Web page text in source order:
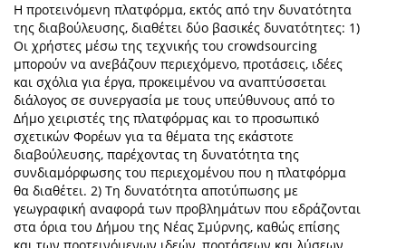
Η προτεινόμενη πλατφόρμα, εκτός από την δυνατότητα
της διαβούλευσης, διαθέτει δύο βασικές δυνατότητες: 1)
Οι χρήστες μέσω της τεχνικής του crowdsourcing
μπορούν να ανεβάζουν περιεχόμενο, προτάσεις, ιδέες
και σχόλια για έργα, προκειμένου να αναπτύσσεται
διάλογος σε συνεργασία με τους υπεύθυνους από το
Δήμο χειριστές της πλατφόρμας και το προσωπικό
σχετικών Φορέων για τα θέματα της εκάστοτε
διαβούλευσης, παρέχοντας τη δυνατότητα της
συνδιαμόρφωσης του περιεχομένου που η πλατφόρμα
θα διαθέτει. 2) Τη δυνατότητα αποτύπωσης με
γεωγραφική αναφορά των προβλημάτων που εδράζονται
στα όρια του Δήμου της Νέας Σμύρνης, καθώς επίσης